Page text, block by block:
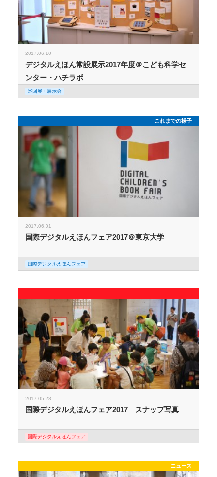
2017.06.10
デジタルえほん常設展示2017年度＠こども科学セ
ンター・ハチラボ
巡回展・展示会
これまでの様子
2017.06.01
国際デジタルえほんフェア2017＠東京大学
国際デジタルえほんフェア
2017.05.28
国際デジタルえほんフェア2017 スナップ写真
国際デジタルえほんフェア
ニュース